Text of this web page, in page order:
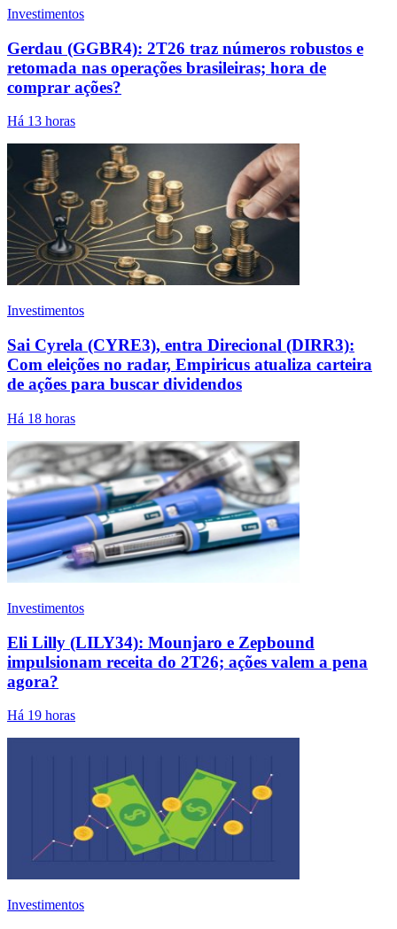
Investimentos
Gerdau (GGBR4): 2T26 traz números robustos e
retomada nas operações brasileiras; hora de
comprar ações?
Há 13 horas
Investimentos
Sai Cyrela (CYRE3), entra Direcional (DIRR3):
Com eleições no radar, Empiricus atualiza carteira
de ações para buscar dividendos
Há 18 horas
Investimentos
Eli Lilly (LILY34): Mounjaro e Zepbound
impulsionam receita do 2T26; ações valem a pena
agora?
Há 19 horas
Investimentos